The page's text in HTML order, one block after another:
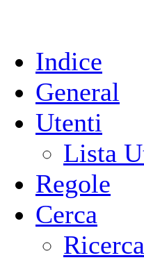
Indice
General
Utenti
Lista
Regole
Cerca